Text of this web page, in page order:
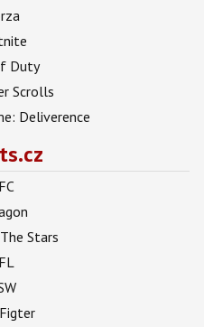
Duty
Scrolls
Deliverence
Stars